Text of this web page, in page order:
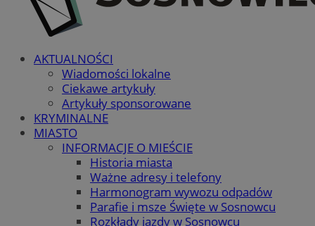
AKTUALNOŚCI
Wiadomości lokalne
Ciekawe artykuły
Artykuły sponsorowane
KRYMINALNE
MIASTO
INFORMACJE O MIEŚCIE
Historia miasta
Ważne adresy i telefony
Harmonogram wywozu odpadów
Parafie i msze Święte w Sosnowcu
Rozkłady jazdy w Sosnowcu